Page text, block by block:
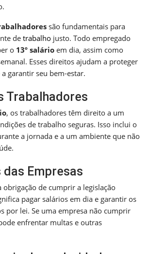
são fundamentais para
de trabalho justo. Todo empregado
o 13º salário em dia, assim como
Esses direitos ajudam a proteger
garantir seu bem-estar.
Trabalhadores
, os trabalhadores têm direito a um
de trabalho seguras. Isso inclui o
a jornada e a um ambiente que não
das Empresas
obrigação de cumprir a legislação
pagar salários em dia e garantir os
por lei. Se uma empresa não cumprir
enfrentar multas e outras